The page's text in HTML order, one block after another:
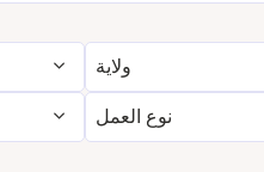
ولاية
نوع العمل